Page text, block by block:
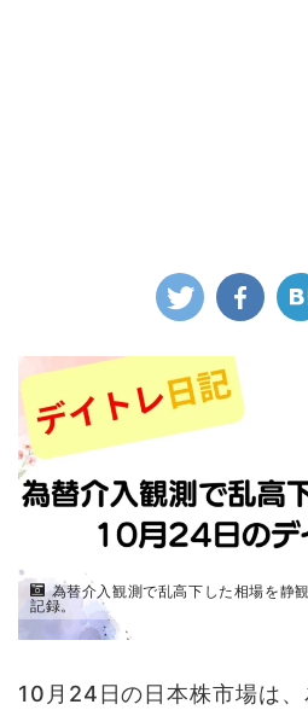
為替介入観測で乱高下した相場を静
記録。
10月24日の日本株市場は